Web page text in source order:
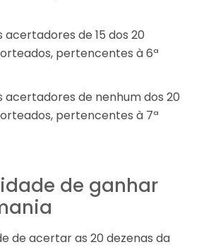
acertadores de 15 dos 20
pertencentes à 6ª
acertadores de nenhum dos 20
pertencentes à 7ª
de ganhar
de acertar as 20 dezenas da